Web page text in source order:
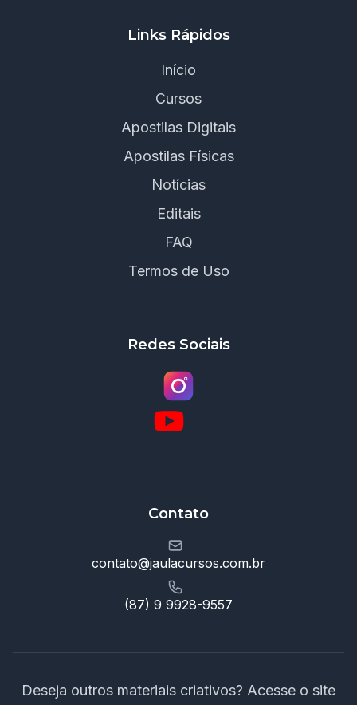
Links Rápidos
Início
Cursos
Apostilas Digitais
Apostilas Físicas
Notícias
Editais
FAQ
Termos de Uso
Redes Sociais
Contato
contato@jaulacursos.com.br
(87) 9 9928-9557
Deseja outros materiais criativos? Acesse o site